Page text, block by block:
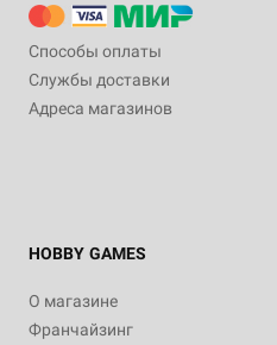
Способы оплаты
Службы доставки
Адреса магазинов
HOBBY GAMES
О магазине
Франчайзинг